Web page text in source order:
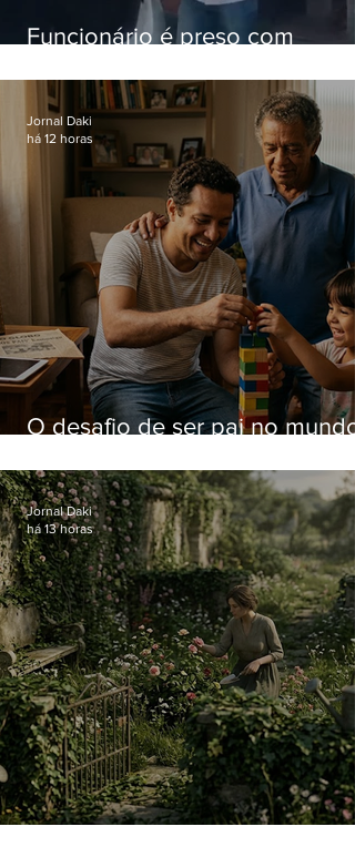
Funcionário é preso com
Hospital do Andaraí
O desafio de ser pai no mundo
Jornal Daki
há 12 horas
Jornal Daki
há 13 horas